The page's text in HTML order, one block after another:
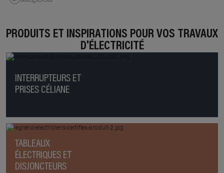
PRODUITS ET INSPIRATIONS POUR VOS TRAVAUX
D'ÉLECTRICITÉ
INTERRUPTEURS ET
PRISES CÉLIANE
TABLEAUX
ÉLECTRIQUES ET
DISJONCTEURS